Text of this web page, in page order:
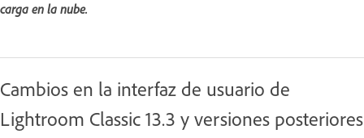
carga en la nube.
Cambios en la interfaz de usuario de
Lightroom Classic 13.3 y versiones posteriores